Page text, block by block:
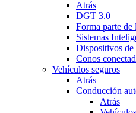
Atrás
DGT 3.0
Forma parte
Sistemas
Dispositivos
Conos
Vehículos seguros
Atrás
Conducción
Atrás